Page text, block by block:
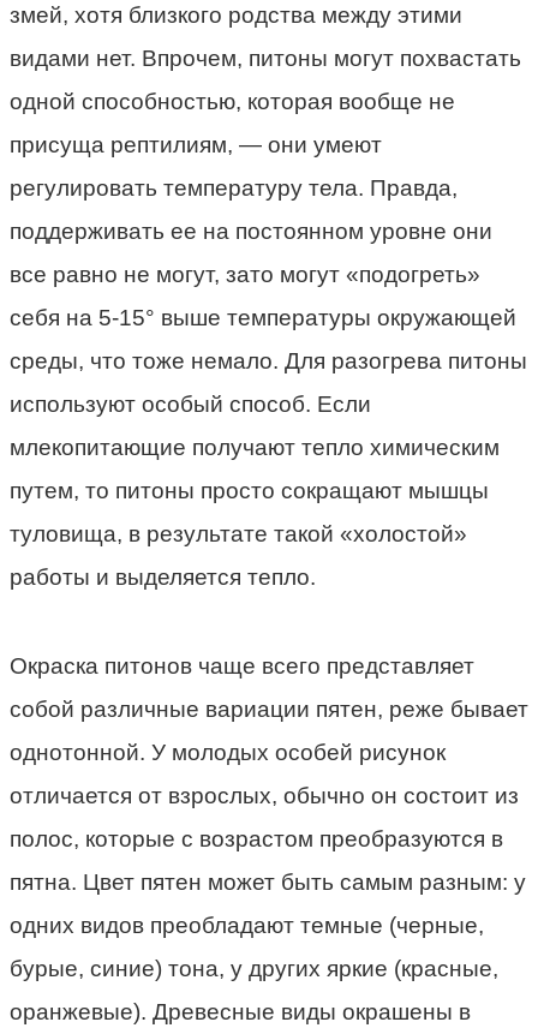
змей, хотя близкого родства между этими
видами нет. Впрочем, питоны могут похвастать
одной способностью, которая вообще не
присуща рептилиям, — они умеют
регулировать температуру тела. Правда,
поддерживать ее на постоянном уровне они
все равно не могут, зато могут «подогреть»
себя на 5-15° выше температуры окружающей
среды, что тоже немало. Для разогрева питоны
используют особый способ. Если
млекопитающие получают тепло химическим
путем, то питоны просто сокращают мышцы
туловища, в результате такой «холостой»
работы и выделяется тепло.
Окраска питонов чаще всего представляет
собой различные вариации пятен, реже бывает
однотонной. У молодых особей рисунок
отличается от взрослых, обычно он состоит из
полос, которые с возрастом преобразуются в
пятна. Цвет пятен может быть самым разным: у
одних видов преобладают темные (черные,
бурые, синие) тона, у других яркие (красные,
оранжевые). Древесные виды окрашены в